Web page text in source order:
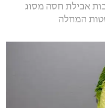
אכילת חסה מסוג